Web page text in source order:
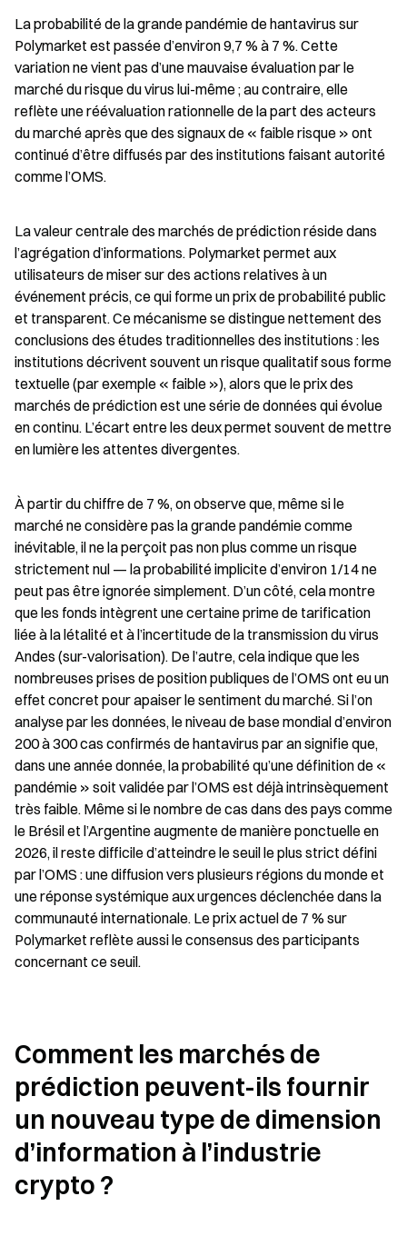
La probabilité de la grande pandémie de hantavirus sur
Polymarket est passée d’environ 9,7 % à 7 %. Cette
variation ne vient pas d’une mauvaise évaluation par le
marché du risque du virus lui-même ; au contraire, elle
reflète une réévaluation rationnelle de la part des acteurs
du marché après que des signaux de « faible risque » ont
continué d’être diffusés par des institutions faisant autorité
comme l’OMS.
La valeur centrale des marchés de prédiction réside dans
l’agrégation d’informations. Polymarket permet aux
utilisateurs de miser sur des actions relatives à un
événement précis, ce qui forme un prix de probabilité public
et transparent. Ce mécanisme se distingue nettement des
conclusions des études traditionnelles des institutions : les
institutions décrivent souvent un risque qualitatif sous forme
textuelle (par exemple « faible »), alors que le prix des
marchés de prédiction est une série de données qui évolue
en continu. L’écart entre les deux permet souvent de mettre
en lumière les attentes divergentes.
À partir du chiffre de 7 %, on observe que, même si le
marché ne considère pas la grande pandémie comme
inévitable, il ne la perçoit pas non plus comme un risque
strictement nul — la probabilité implicite d’environ 1/14 ne
peut pas être ignorée simplement. D’un côté, cela montre
que les fonds intègrent une certaine prime de tarification
liée à la létalité et à l’incertitude de la transmission du virus
Andes (sur-valorisation). De l’autre, cela indique que les
nombreuses prises de position publiques de l’OMS ont eu un
effet concret pour apaiser le sentiment du marché. Si l’on
analyse par les données, le niveau de base mondial d’environ
200 à 300 cas confirmés de hantavirus par an signifie que,
dans une année donnée, la probabilité qu’une définition de «
pandémie » soit validée par l’OMS est déjà intrinsèquement
très faible. Même si le nombre de cas dans des pays comme
le Brésil et l’Argentine augmente de manière ponctuelle en
2026, il reste difficile d’atteindre le seuil le plus strict défini
par l’OMS : une diffusion vers plusieurs régions du monde et
une réponse systémique aux urgences déclenchée dans la
communauté internationale. Le prix actuel de 7 % sur
Polymarket reflète aussi le consensus des participants
concernant ce seuil.
Comment les marchés de
prédiction peuvent-ils fournir
un nouveau type de dimension
d’information à l’industrie
crypto ?